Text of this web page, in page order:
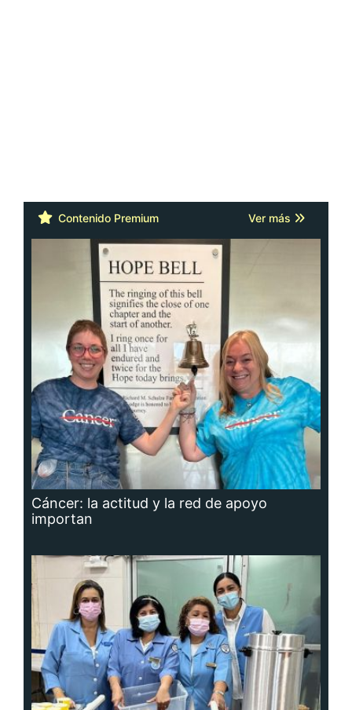
Contenido Premium Ver más
Cáncer: la actitud y la red de apoyo
importan